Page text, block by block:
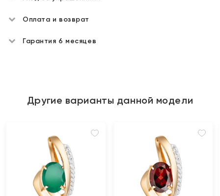
Оплата и возврат
Гарантия 6 месяцев
Другие варианты данной модели